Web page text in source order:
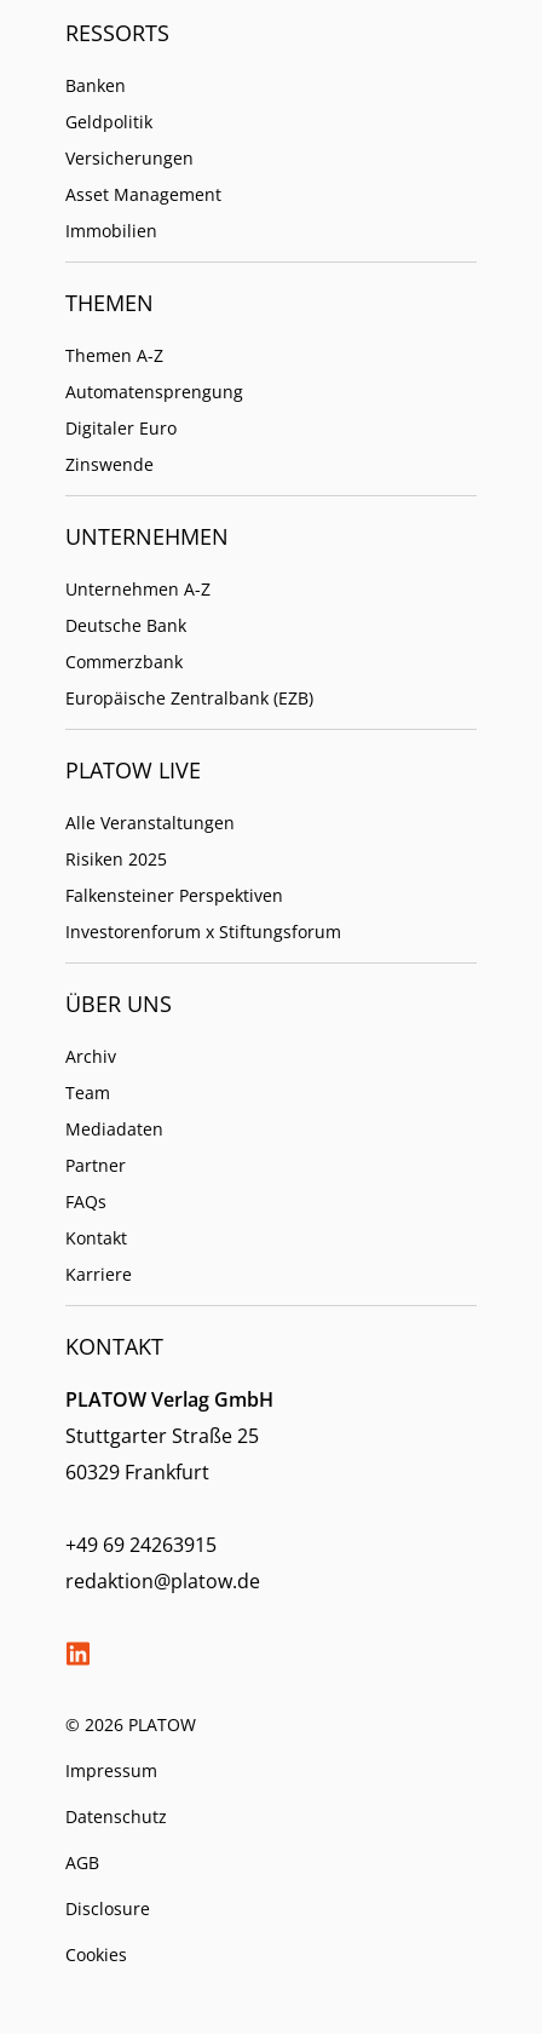
RESSORTS
Banken
Geldpolitik
Versicherungen
Asset Management
Immobilien
THEMEN
Themen A-Z
Automatensprengung
Digitaler Euro
Zinswende
UNTERNEHMEN
Unternehmen A-Z
Deutsche Bank
Commerzbank
Europäische Zentralbank (EZB)
PLATOW LIVE
Alle Veranstaltungen
Risiken 2025
Falkensteiner Perspektiven
Investorenforum x Stiftungsforum
ÜBER UNS
Archiv
Team
Mediadaten
Partner
FAQs
Kontakt
Karriere
KONTAKT
PLATOW Verlag GmbH
Stuttgarter Straße 25
60329 Frankfurt
+49 69 24263915
redaktion@platow.de
© 2026 PLATOW
Impressum
Datenschutz
AGB
Disclosure
Cookies